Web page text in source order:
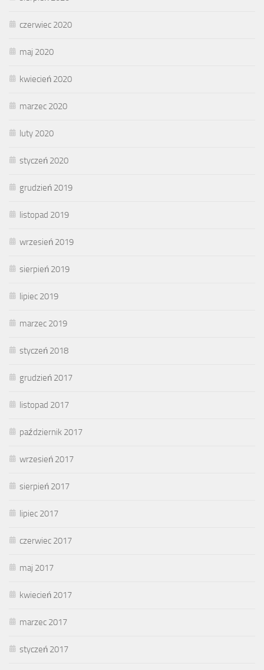
czerwiec 2020
maj 2020
kwiecień 2020
marzec 2020
luty 2020
styczeń 2020
grudzień 2019
listopad 2019
wrzesień 2019
sierpień 2019
lipiec 2019
marzec 2019
styczeń 2018
grudzień 2017
listopad 2017
październik 2017
wrzesień 2017
sierpień 2017
lipiec 2017
czerwiec 2017
maj 2017
kwiecień 2017
marzec 2017
styczeń 2017